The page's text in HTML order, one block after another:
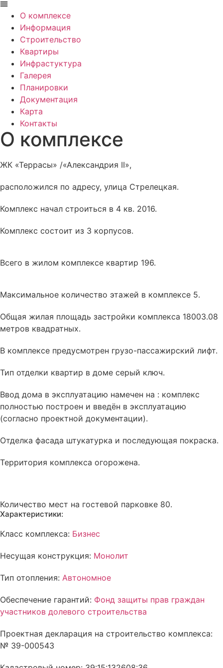
О комплексе
Информация
Строительство
Квартиры
Инфрастуктура
Галерея
Планировки
Документация
Карта
Контакты
О комплексе
ЖК «Террасы» /«Александрия II»,
расположился по адресу, улица Стрелецкая.
Комплекс начал строиться в 4 кв. 2016.
Комплекс состоит из 3 корпусов.
Всего в жилом комплексе квартир 196.
Максимальное количество этажей в комплексе 5.
Общая жилая площадь застройки комплекса 18003.08
метров квадратных.
В комплексе предусмотрен грузо-пассажирский лифт.
Тип отделки квартир в доме серый ключ.
Ввод дома в эксплуатацию намечен на : комплекс
полностью построен и введён в эксплуатацию
(согласно проектной документации).
Отделка фасада штукатурка и последующая покраска.
Территория комплекса огорожена.
Количество мест на гостевой парковке 80.
Характеристики:
Класс комплекса: Бизнес
Несущая конструкция: Монолит
Тип отопления: Автономное
Обеспечение гарантий: Фонд защиты прав граждан
участников долевого строительства
Проектная декларация на строительство комплекса:
№ 39-000543